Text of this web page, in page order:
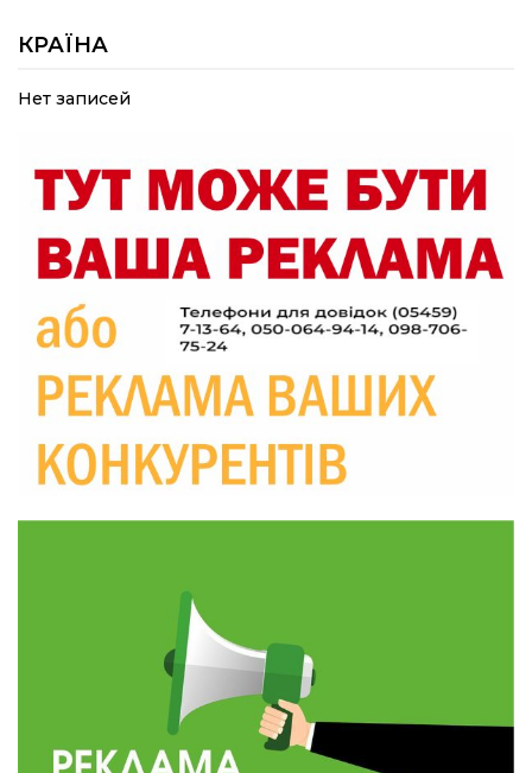
04 сер
прикордоння до втраченого дому
19:36
Пишіть листи самому собі, або як уникнути
19:29
30 лип
«Все закінчиться, приїду й одружуся…»: Пам’яті
26-річного Захисника Богдана Ємця (ВІДЕО)
20:06
Паливо по 100 грн та ризик дефіциту: чому в
28 лип
Житлові сертифікати, підготовка до зими та
підтримка ВПО: підсумки засідання виконкому
Краснопільської селищної ради
10:36
28 лип
Валентина Масалітіна: «Нас тримає віра в
Перемогу і повернення додому»
Обмежено придатний, але безмежно
вмотивований: Як колишній лісівник став асом
артилерії
490 пацієнтів та 15 відвіданих сіл: МБФ
«Альянс громадського здоров’я» підбив
підсумки роботи мобільних клінік у Сумській
КРАЇНА
Нет записей